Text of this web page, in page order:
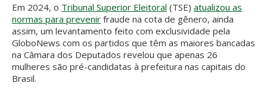
Em 2024, o Tribunal Superior Eleitoral (TSE) atualizou as
normas para prevenir fraude na cota de gênero, ainda
assim, um levantamento feito com exclusividade pela
GloboNews com os partidos que têm as maiores bancadas
na Câmara dos Deputados revelou que apenas 26
mulheres são pré-candidatas à prefeitura nas capitais do
Brasil.